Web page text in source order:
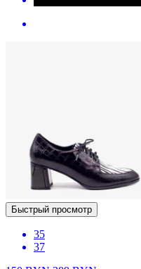
Быстрый просмотр
35
37